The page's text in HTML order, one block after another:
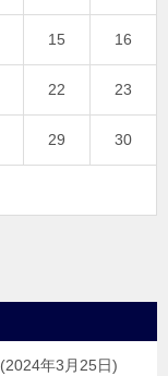
15 16
22 23
29 30
2024年3月25日